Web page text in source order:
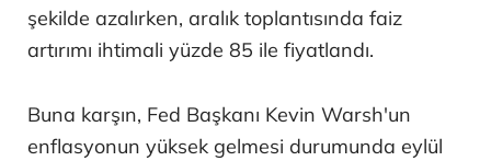
şekilde azalırken, aralık toplantısında faiz
artırımı ihtimali yüzde 85 ile fiyatlandı.
Buna karşın, Fed Başkanı Kevin Warsh'un
enflasyonun yüksek gelmesi durumunda eylül